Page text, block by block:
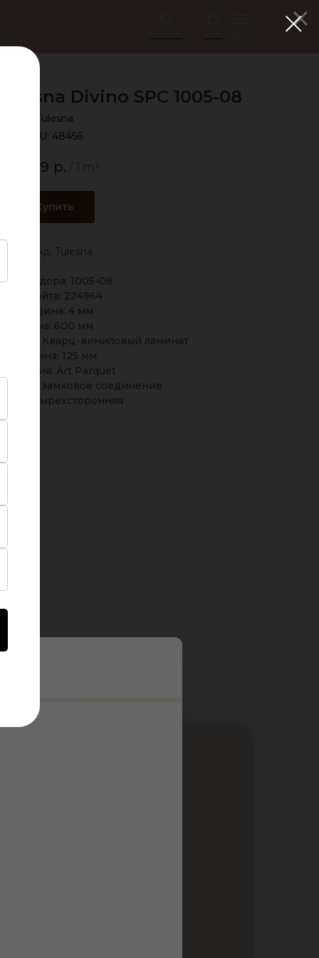
Divino SPC 1005-08
Tulesna
SKU: 48456
2 499 р.
Купить
Бренд: Tulesna
вендора: 1005-08
Код сайта: 224964
Толщина: 4 мм
Длина: 600 мм
Кварц-виниловый ламинат
Ширина: 125 мм
Art Parquet
замковое соединение
четырехсторонняя